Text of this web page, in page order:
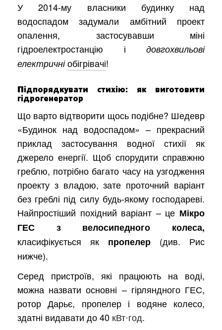
У 2014-му власники будинку над
водоспадом задумали амбітний проект
опалення, застосувавши міні
гідроелектростанцію і довгохвильові
електричні обігрівачі!
Підпорядкувати стихію: як виготовити
гідрогенератор
Що варто відтворити щось подібне? Шедевр
«Будинок над водоспадом» – прекрасний
приклад застосування водної стихії як
джерело енергії. Щоб спорудити справжню
греблю, потрібно багато часу на узгодження
проекту з владою, зате проточний варіант
без греблі під силу будь-якому господареві.
Найпростіший похідний варіант – це Мікро
ГЕС з велосипедного колеса,
класифікується як пропелер (див. Рис
нижче).
Серед пристроїв, які працюють на воді,
можна назвати основні – гірляндного ГЕС,
ротор Дарьє, пропелер і водяне колесо,
здатні видавати до 40 кВт⋅год.